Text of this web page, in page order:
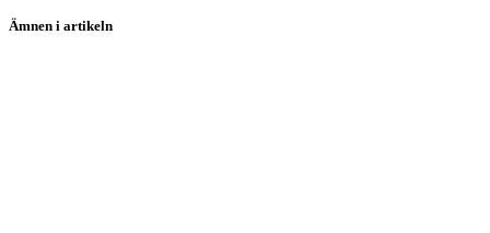
Ämnen i artikeln